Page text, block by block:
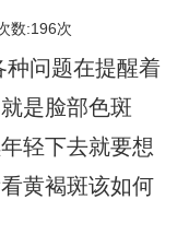
数:196次
问题在提醒着
是脸部色斑
轻下去就要想
黄褐斑该如何